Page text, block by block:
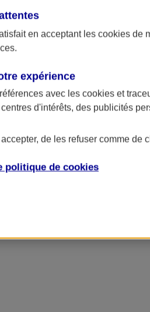
en acceptant les cookies de
expérience
avec les cookies et
d'intérêts, des publicités
de les refuser comme de
politique de cookies